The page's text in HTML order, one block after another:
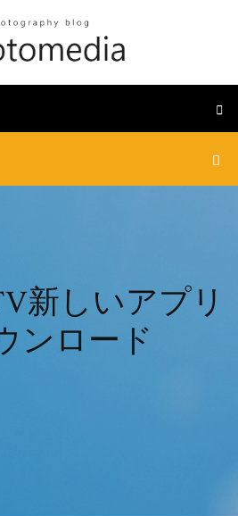
新しいアプリ
ンロード